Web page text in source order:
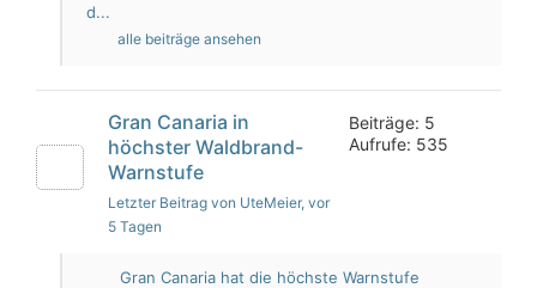
d...
alle beiträge ansehen
Gran Canaria in
höchster Waldbrand-
Warnstufe
Letzter Beitrag von UteMeier, vor
5 Tagen
Beiträge: 5
Aufrufe: 535
Gran Canaria hat die höchste Warnstufe